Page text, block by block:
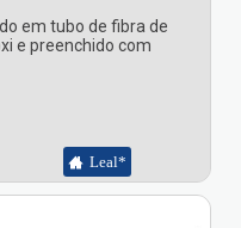
em tubo de fibra de
e preenchido com
Leal*